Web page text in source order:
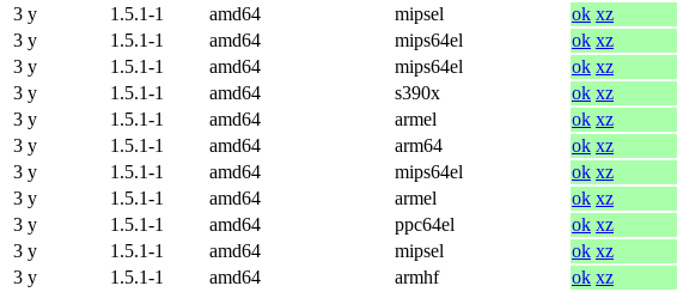
3 y
1.5.1-1 amd64 mipsel ok xz
3 y
1.5.1-1 amd64 mips64el ok xz
3 y
1.5.1-1 amd64 mips64el ok xz
3 y
1.5.1-1 amd64 s390x ok xz
3 y
1.5.1-1 amd64 armel ok xz
3 y
1.5.1-1 amd64 arm64 ok xz
3 y
1.5.1-1 amd64 mips64el ok xz
3 y
1.5.1-1 amd64 armel ok xz
3 y
1.5.1-1 amd64 ppc64el ok xz
3 y
1.5.1-1 amd64 mipsel ok xz
3 y
1.5.1-1 amd64 armhf ok xz